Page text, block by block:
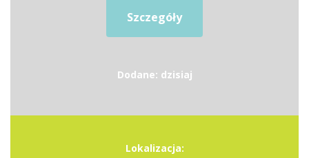
Szczegóły
Dodane: dzisiaj
Lokalizacja: